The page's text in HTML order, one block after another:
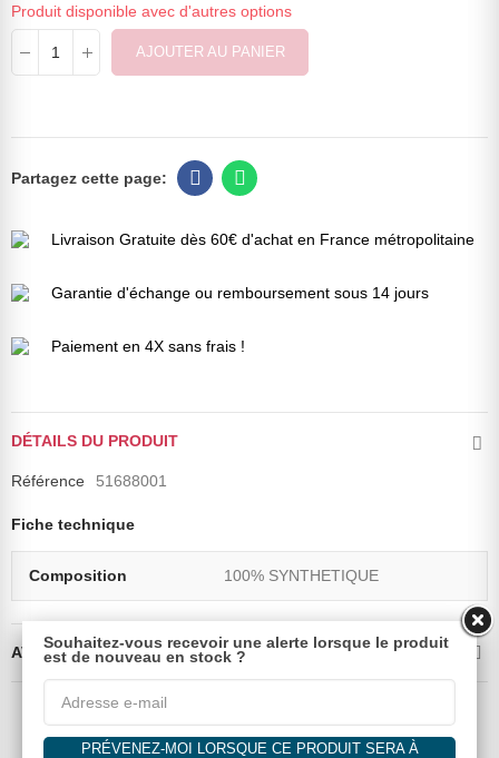
Produit disponible avec d'autres options
AJOUTER AU PANIER
Livraison Gratuite dès 60€ d'achat en France métropolitaine
Garantie d'échange ou remboursement sous 14 jours
Paiement en 4X sans frais !
DÉTAILS DU PRODUIT
Référence 51688001
Fiche technique
Composition 100% SYNTHETIQUE
AVIS CLIENTS VALIDÉS
Dans la même catégorie
Souhaitez-vous recevoir une alerte lorsque le produit
est de nouveau en stock ?
PRÉVENEZ-MOI LORSQUE CE PRODUIT SERA À